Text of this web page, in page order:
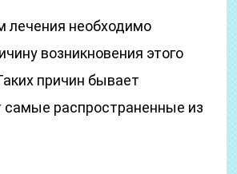
лечения необходимо
возникновения этого
причин бывает
самые распространенные из